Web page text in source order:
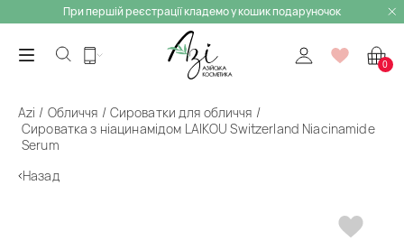
При першій реєстрації кладемо у кошик подаруночок
0
Azi Обличчя
Сироватки для обличчя
Сироватка з ніацинамідом LAIKOU Switzerland Niacinamide
Serum
Назад